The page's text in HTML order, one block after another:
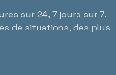
sur 24, 7 jours sur 7.
de situations, des plus